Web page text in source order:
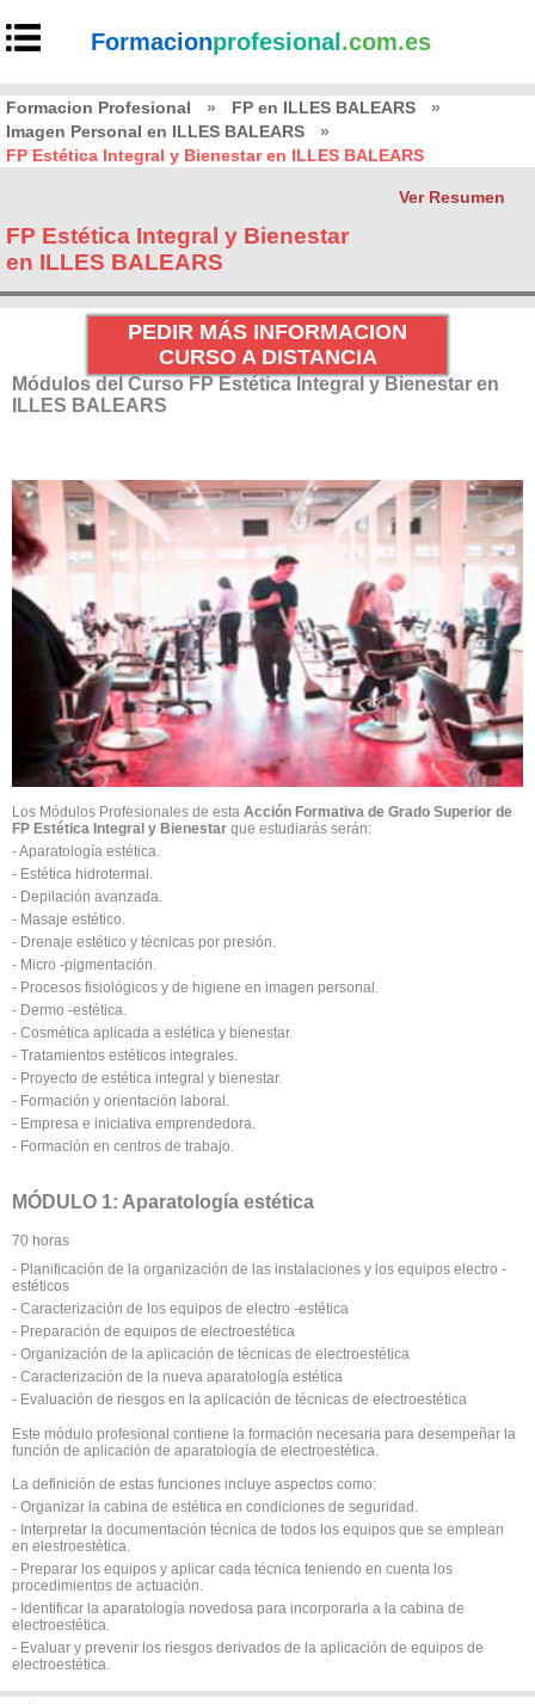
Formacionprofesional .com.es
Formacion Profesional » FP en ILLES BALEARS
»
Imagen Personal en ILLES BALEARS
»
FP Estética Integral y Bienestar en ILLES BALEARS
Ver Resumen
FP Estética Integral y Bienestar
en ILLES BALEARS
PEDIR MÁS INFORMACION
CURSO A DISTANCIA
Módulos del Curso FP Estética Integral y Bienestar en
ILLES BALEARS
Los Módulos Profesionales de esta Acción Formativa de Grado Superior de
FP Estética Integral y Bienestar que estudiarás serán:
- Aparatología estética.
- Estética hidrotermal.
- Depilación avanzada.
- Masaje estético.
- Drenaje estético y técnicas por presión.
- Micro -pigmentación.
- Procesos fisiológicos y de higiene en imagen personal.
- Dermo -estética.
- Cosmética aplicada a estética y bienestar.
- Tratamientos estéticos integrales.
- Proyecto de estética integral y bienestar.
- Formación y orientación laboral.
- Empresa e iniciativa emprendedora.
- Formación en centros de trabajo.
MÓDULO 1: Aparatología estética
70 horas
- Planificación de la organización de las instalaciones y los equipos electro -
estéticos
- Caracterización de los equipos de electro -estética
- Preparación de equipos de electroestética
- Organización de la aplicación de técnicas de electroestética
- Caracterización de la nueva aparatología estética
- Evaluación de riesgos en la aplicación de técnicas de electroestética
Este módulo profesional contiene la formación necesaria para desempeñar la
función de aplicación de aparatología de electroestética.
La definición de estas funciones incluye aspectos como:
- Organizar la cabina de estética en condiciones de seguridad.
- Interpretar la documentación técnica de todos los equipos que se emplean
en elestroestética.
- Preparar los equipos y aplicar cada técnica teniendo en cuenta los
procedimientos de actuación.
- Identificar la aparatología novedosa para incorporarla a la cabina de
electroestética.
- Evaluar y prevenir los riesgos derivados de la aplicación de equipos de
electroestética.